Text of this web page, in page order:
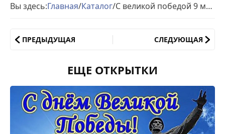
Вы здесь:Главная/Каталог/ С великой победой 9 мая открытки
ПРЕДЫДУЩАЯ СЛЕДУЮЩАЯ
ЕЩЕ ОТКРЫТКИ